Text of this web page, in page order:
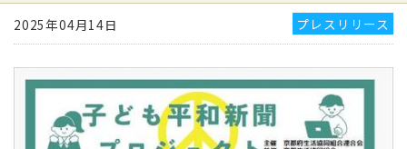
2025年04月14日 プレスリリース